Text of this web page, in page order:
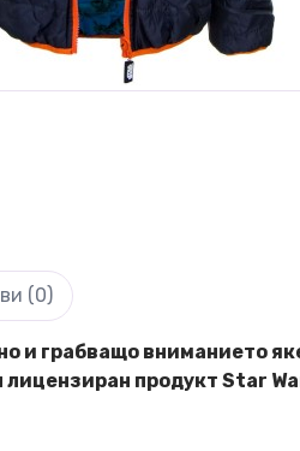
(0)
и грабващо вниманието
продукт Star